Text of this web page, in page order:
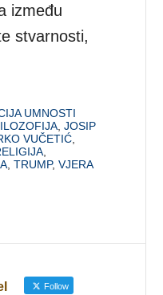
između
stvarnosti,
UMNOSTI
,JOSIP
VUČETIĆ
,TRUMP,VJERA
Follow